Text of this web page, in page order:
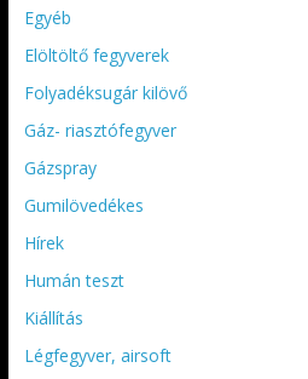
Egyéb
Elöltöltő fegyverek
Folyadéksugár kilövő
Gáz- riasztófegyver
Gázspray
Gumilövedékes
Hírek
Humán teszt
Kiállítás
Légfegyver, airsoft